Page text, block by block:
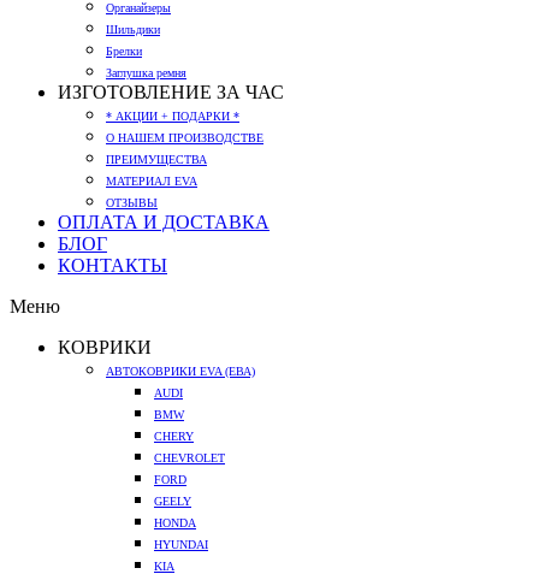
Органайзеры
Шильдики
Брелки
Заглушка ремня
ИЗГОТОВЛЕНИЕ ЗА ЧАС
* АКЦИИ + ПОДАРКИ *
О НАШЕМ ПРОИЗВОДСТВЕ
ПРЕИМУЩЕСТВА
МАТЕРИАЛ EVA
ОТЗЫВЫ
ОПЛАТА И ДОСТАВКА
БЛОГ
КОНТАКТЫ
Меню
КОВРИКИ
АВТОКОВРИКИ EVA (ЕВА)
AUDI
BMW
CHERY
CHEVROLET
FORD
GEELY
HONDA
HYUNDAI
KIA